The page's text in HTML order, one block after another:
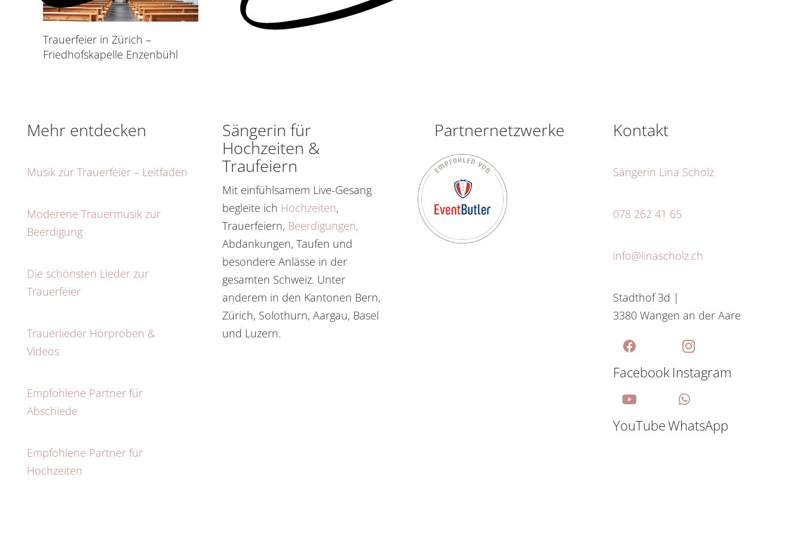
Trauerfeier in Zürich –
Friedhofskapelle Enzenbühl
Mehr entdecken
Musik zur Trauerfeier – Leitfaden
Moderene Trauermusik zur
Beerdigung
Die schönsten Lieder zur
Trauerfeier
Trauerlieder Hörproben &
Videos
Empfohlene Partner für
Abschiede
Empfohlene Partner für
Hochzeiten
Sängerin für
Hochzeiten &
Traufeiern
Mit einfühlsamem Live-Gesang
begleite ich Hochzeiten,
Trauerfeiern, Beerdigungen,
Abdankungen, Taufen und
besondere Anlässe in der
gesamten Schweiz. Unter
anderem in den Kantonen Bern,
Zürich, Solothurn, Aargau, Basel
und Luzern.
Partnernetzwerke Kontakt
Sängerin Lina Scholz
078 262 41 65
info@linascholz.ch
Stadthof 3d |
3380 Wangen an der Aare
Facebook Instagram
YouTubeWhatsApp